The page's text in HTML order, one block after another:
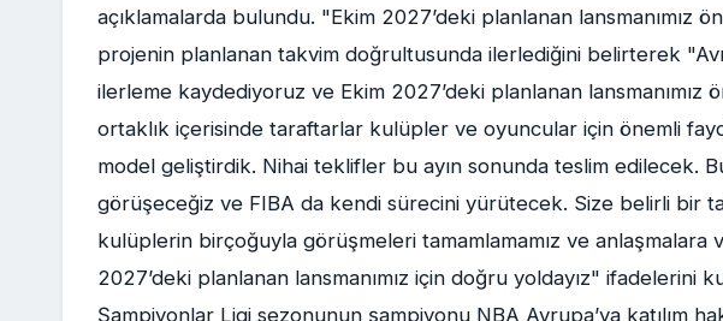
açıklamalarda bulundu. "Ekim 2027’deki planlanan lansmanımız
projenin planlanan takvim doğrultusunda ilerlediğini belirterek
ilerleme kaydediyoruz ve Ekim 2027’deki planlanan lansmanımız
ortaklık içerisinde taraftarlar kulüpler ve oyuncular için önemli
model geliştirdik. Nihai teklifler bu ayın sonunda teslim edilecek.
görüşeceğiz ve FIBA da kendi sürecini yürütecek. Size belirli bir
kulüplerin birçoğuyla görüşmeleri tamamlamamız ve anlaşmalara
2027’deki planlanan lansmanımız için doğru yoldayız" ifadelerini
Şampiyonlar Ligi sezonunun şampiyonu NBA Avrupa’ya katılım